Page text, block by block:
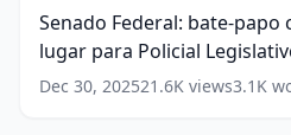
com
Stella
Ferrari,
Senado Federal: bate-papo
lugar para Policial
Dec 30, 202521.6K views3.1K